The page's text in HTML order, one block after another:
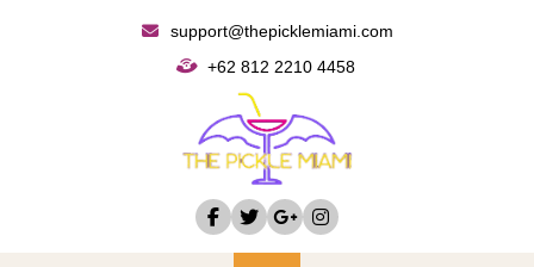
support@thepicklemiami.com
+62 812 2210 4458